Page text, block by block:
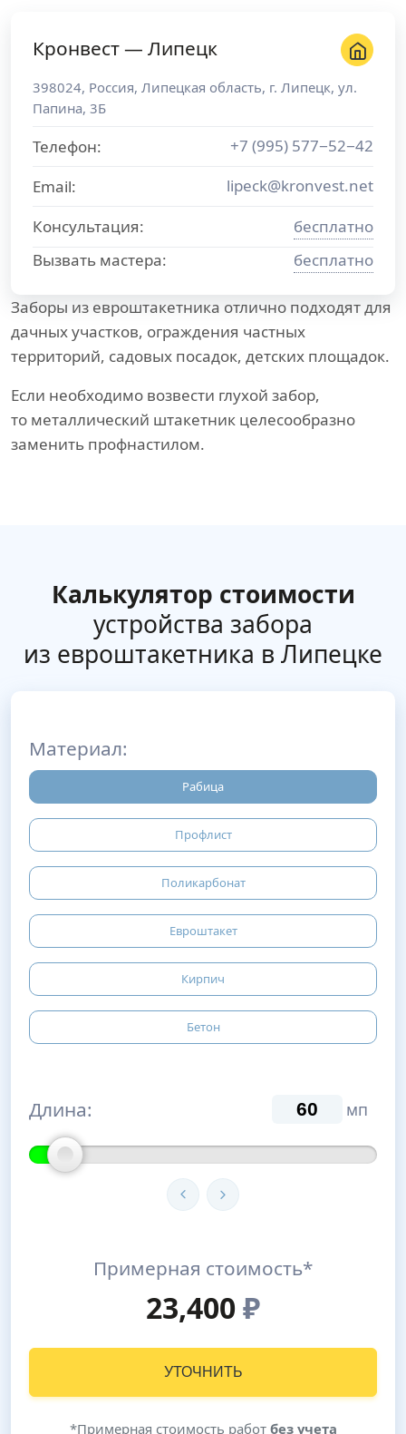
Кронвест — Липецк
398024, Россия, Липецкая область, г. Липецк, ул.
Папина, 3Б
Телефон:
+7 (995) 577−52−42
Email:
lipeck@kronvest.net
Консультация:
бесплатно
Вызвать мастера:
бесплатно
Заборы из евроштакетника отлично подходят для
дачных участков, ограждения частных
территорий, садовых посадок, детских площадок.
Если необходимо возвести глухой забор,
то металлический штакетник целесообразно
заменить профнастилом.
Калькулятор стоимости
устройства забора
из евроштакетника в Липецке
Материал:
Рабица
Профлист
Поликарбонат
Евроштакет
Кирпич
Бетон
Длина: мп
Примерная стоимость*
23,400₽
УТОЧНИТЬ
*Примерная стоимость работ без учета